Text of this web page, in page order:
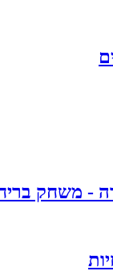
- משחק בריחה